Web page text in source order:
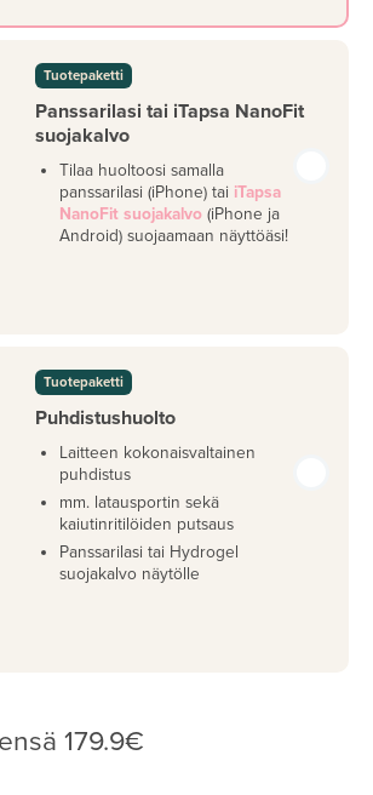
Tuotepaketti
Panssarilasi tai iTapsa NanoFit
suojakalvo
Tilaa huoltoosi samalla
panssarilasi (iPhone) tai iTapsa
NanoFit suojakalvo (iPhone ja
Android) suojaamaan näyttöäsi!
Tuotepaketti
Puhdistushuolto
Laitteen kokonaisvaltainen
puhdistus
mm. latausportin sekä
kaiutinritilöiden putsaus
Panssarilasi tai Hydrogel
suojakalvo näytölle
179.9€